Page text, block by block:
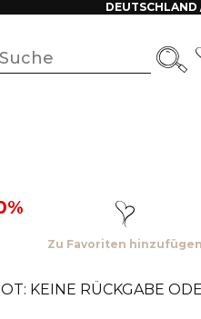
DEUTSCHLAND
Zu Favoriten hinzufügen
KEINE RÜCKGABE